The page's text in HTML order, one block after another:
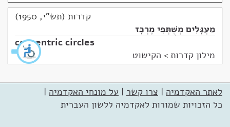
קדרות (תש"י, 1950)
מַעְגָּלִים מְשֻׁתְּפֵי מֶרְכָּז
concentric circles
מילון קדרות > הקישוט
לאתר האקדמיה | צרו קשר | על מונחי האקדמיה |
כל הזכויות שמורות לאקדמיה ללשון העברית